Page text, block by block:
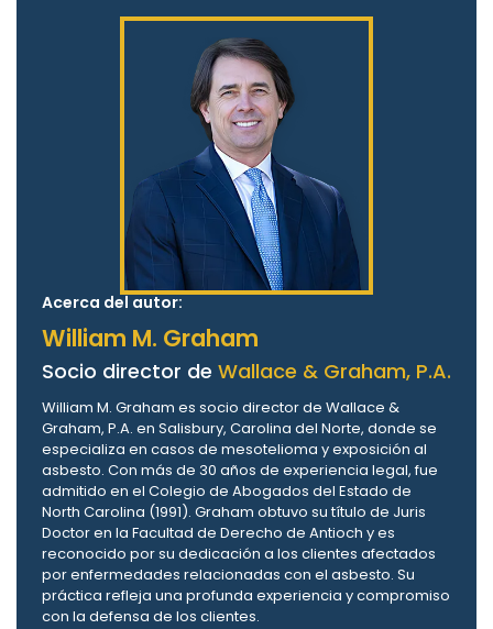
Acerca del autor:
William M. Graham
Socio director de Wallace & Graham, P.A.
William M. Graham es socio director de Wallace &
Graham, P.A. en Salisbury, Carolina del Norte, donde se
especializa en casos de mesotelioma y exposición al
asbesto. Con más de 30 años de experiencia legal, fue
admitido en el Colegio de Abogados del Estado de
North Carolina (1991). Graham obtuvo su título de Juris
Doctor en la Facultad de Derecho de Antioch y es
reconocido por su dedicación a los clientes afectados
por enfermedades relacionadas con el asbesto. Su
práctica refleja una profunda experiencia y compromiso
con la defensa de los clientes.